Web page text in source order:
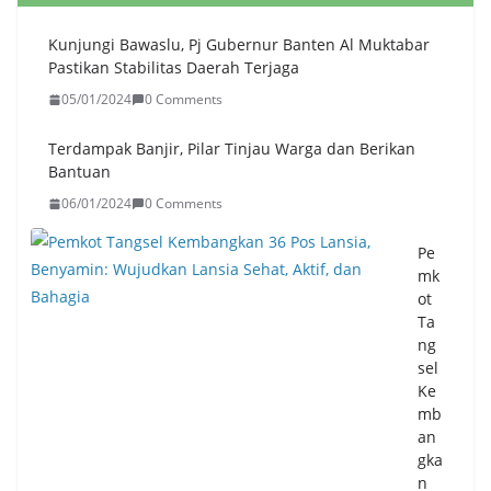
Kunjungi Bawaslu, Pj Gubernur Banten Al Muktabar
Pastikan Stabilitas Daerah Terjaga
05/01/2024 0 Comments
Terdampak Banjir, Pilar Tinjau Warga dan Berikan
Bantuan
06/01/2024 0 Comments
Pe
mk
ot
Ta
ng
sel
Ke
mb
an
gka
n